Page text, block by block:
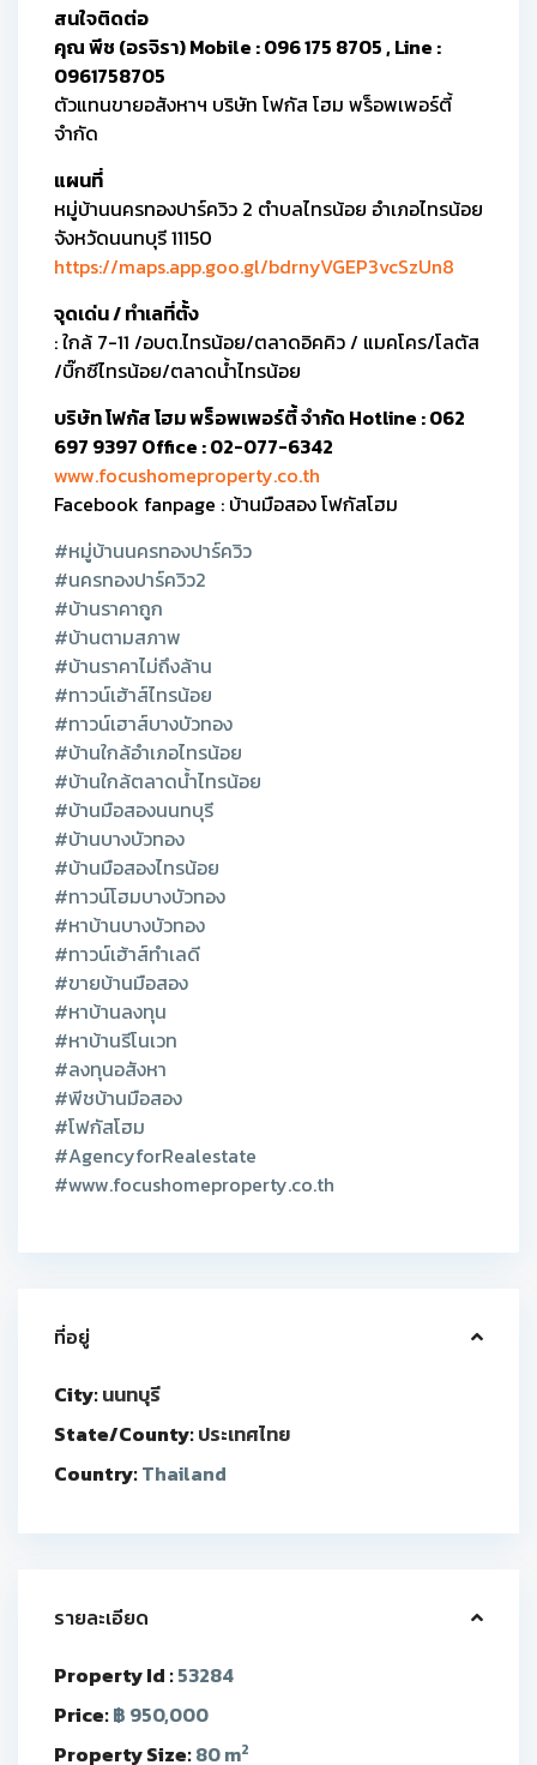
สนใจติดต่อ
คุณ พีช (อรจิรา) Mobile : 096 175 8705 , Line :
0961758705
ตัวแทนขายอสังหาฯ บริษัท โฟกัส โฮม พร็อพเพอร์ตี้
จำกัด
แผนที่
หมู่บ้านนครทองปาร์ควิว 2 ตำบลไทรน้อย อำเภอไทรน้อย
จังหวัดนนทบุรี 11150
https://maps.app.goo.gl/bdrnyVGEP3vcSzUn8
จุดเด่น / ทำเลที่ตั้ง
: ใกล้ 7-11 /อบต.ไทรน้อย/ตลาดอิคคิว / แมคโคร/โลตัส
/บิ๊กซีไทรน้อย/ตลาดน้ำไทรน้อย
บริษัท โฟกัส โฮม พร็อพเพอร์ตี้ จำกัด Hotline : 062
697 9397 Office : 02-077-6342
www.focushomeproperty.co.th
Facebook fanpage : บ้านมือสอง โฟกัสโฮม
#หมู่บ้านนครทองปาร์ควิว
#นครทองปาร์ควิว2
#บ้านราคาถูก
#บ้านตามสภาพ
#บ้านราคาไม่ถึงล้าน
#ทาวน์เฮ้าส์ไทรน้อย
#ทาวน์เฮาส์บางบัวทอง
#บ้านใกล้อำเภอไทรน้อย
#บ้านใกล้ตลาดน้ำไทรน้อย
#บ้านมือสองนนทบุรี
#บ้านบางบัวทอง
#บ้านมือสองไทรน้อย
#ทาวน์โฮมบางบัวทอง
#หาบ้านบางบัวทอง
#ทาวน์เฮ้าส์ทำเลดี
#ขายบ้านมือสอง
#หาบ้านลงทุน
#หาบ้านรีโนเวท
#ลงทุนอสังหา
#พีชบ้านมือสอง
#โฟกัสโฮม
#AgencyforRealestate
#www.focushomeproperty.co.th
ที่อยู่
City:นนทบุรี
State/County:ประเทศไทย
Country:Thailand
รายละเอียด
Property Id :53284
Price:฿ 950,000
Property Size:80 m2